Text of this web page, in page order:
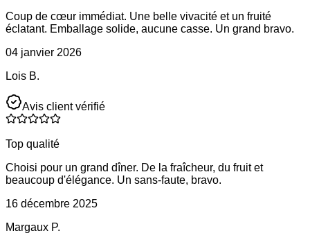
Coup de cœur immédiat. Une belle vivacité et un fruité
éclatant. Emballage solide, aucune casse. Un grand bravo.
04 janvier 2026
Lois B.
Avis client vérifié
Top qualité
Choisi pour un grand dîner. De la fraîcheur, du fruit et
beaucoup d'élégance. Un sans-faute, bravo.
16 décembre 2025
Margaux P.